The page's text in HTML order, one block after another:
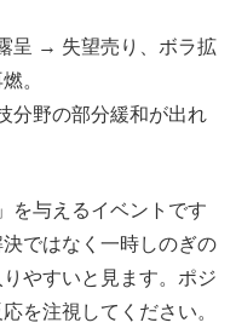
呈 → 失望売り、ボラ拡
。
分野の部分緩和が出れ
を与えるイベントです
ではなく一時しのぎの
やすいと見ます。ポジ
を注視してください。